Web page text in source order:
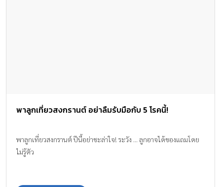
พาลูกเที่ยวสงกรานต์ อย่าลืมรับมือกับ 5 โรคนี้!
พาลูกเที่ยวสงกรานต์ ปีนี้อย่าชะล่าใจ! ระวัง ... ลูกอาจได้ของแถมโดย
ไม่รู้ตัว